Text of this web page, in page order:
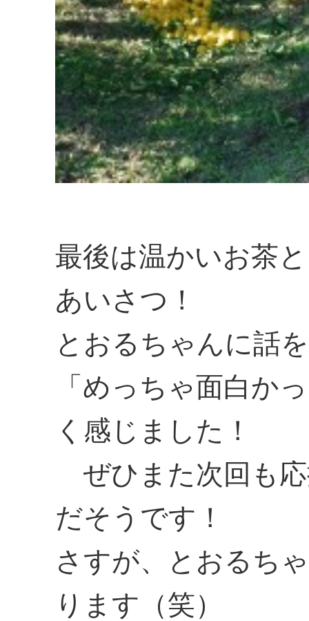
最後は温かいお茶
あいさつ！
とおるちゃんに話
「めっちゃ面白か
く感じました！
ぜひまた次回も
だそうです！
さすが、とおるち
ります（笑）